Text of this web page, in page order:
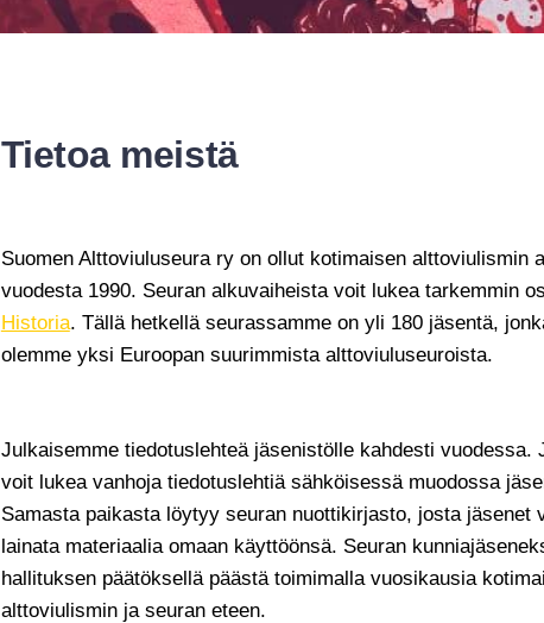
Tietoa meistä
Suomen Alttoviuluseura ry on ollut kotimaisen alttoviulismin
vuodesta 1990. Seuran alkuvaiheista voit lukea tarkemmin
Historia. Tällä hetkellä seurassamme on yli 180 jäsentä,
olemme yksi Euroopan suurimmista alttoviuluseuroista.
Julkaisemme tiedotuslehteä jäsenistölle kahdesti vuodessa.
voit lukea vanhoja tiedotuslehtiä sähköisessä muodossa
Samasta paikasta löytyy seuran nuottikirjasto, josta jäsenet
lainata materiaalia omaan käyttöönsä. Seuran
hallituksen päätöksellä päästä toimimalla vuosikausia
alttoviulismin ja seuran eteen.